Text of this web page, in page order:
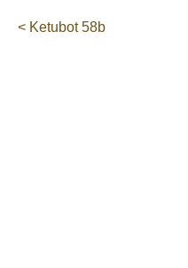
< Ketubot 58b